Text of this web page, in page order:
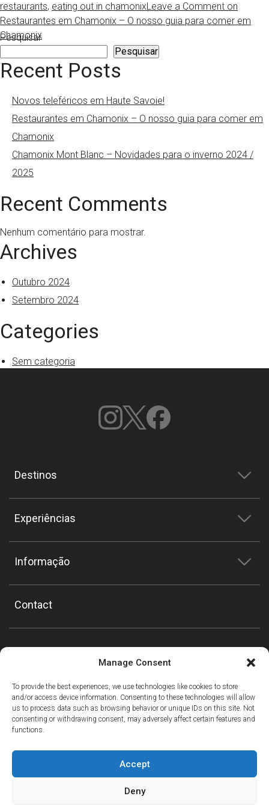
Manage Consent
To provide the best experiences, we use technologies like cookies to store
and/or access device information. Consenting to these technologies will allow
us to process data such as browsing behavior or unique IDs on this site. Not
consenting or withdrawing consent, may adversely affect certain features and
functions.
Accept
Deny
restaurants, eating out in chamonixLeave a Comment on
Restaurantes em Chamonix – O nosso guia para comer em
Chamonix
Pesquisar
Pesquisar
Recent Posts
Novos teleféricos em Haute Savoie!
Restaurantes em Chamonix – O nosso guia para comer em
Chamonix
Chamonix Mont Blanc – Novidades para o inverno 2024 /
2025
Recent Comments
Nenhum comentário para mostrar.
Archives
Outubro 2024
Setembro 2024
Categories
Sem categoria
Destinos
Experiências
Informação
Contact